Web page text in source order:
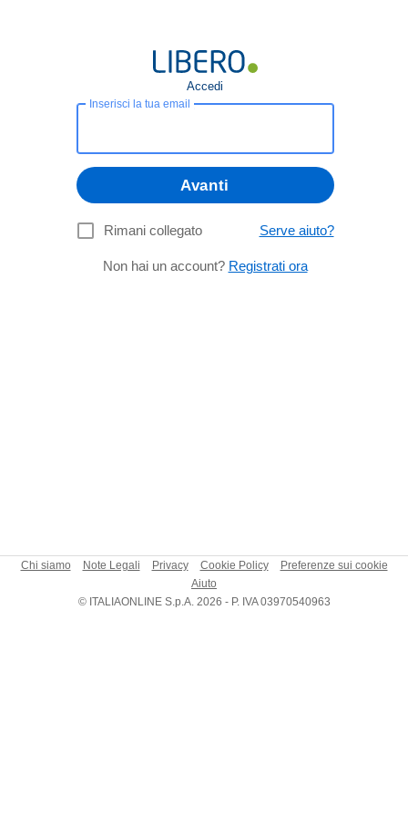
Accedi
Inserisci la tua email
Avanti
Rimani collegato Serve aiuto?
Non hai un account? Registrati ora
Chi siamo Note Legali Privacy Cookie Policy
Preferenze sui cookie
Aiuto
© ITALIAONLINE S.p.A. 2026 - P. IVA 03970540963